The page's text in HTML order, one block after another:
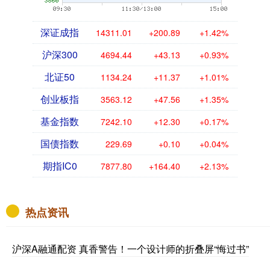
深证成指 14311.01 +200.89 +1.42%
沪深300 4694.44 +43.13 +0.93%
北证50 1134.24 +11.37 +1.01%
创业板指 3563.12 +47.56 +1.35%
基金指数 7242.10 +12.30 +0.17%
国债指数 229.69 +0.10 +0.04%
期指IC0 7877.80 +164.40 +2.13%
热点资讯
沪深A融通配资 真香警告！一个设计师的折叠屏“悔过书”